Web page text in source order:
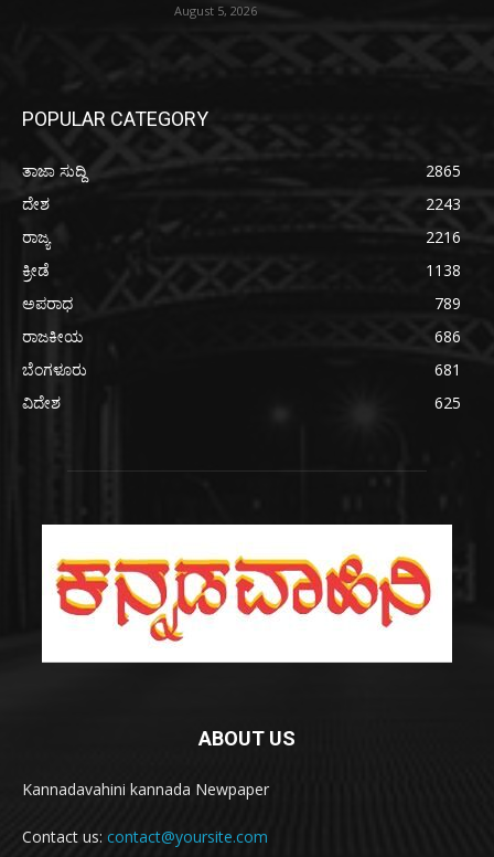
August 5, 2026
POPULAR CATEGORY
ತಾಜಾ ಸುದ್ದಿ
2865
ದೇಶ
2243
ರಾಜ್ಯ
2216
ಕ್ರೀಡೆ
1138
ಅಪರಾಧ
789
ರಾಜಕೀಯ
686
ಬೆಂಗಳೂರು
681
ವಿದೇಶ
625
ABOUT US
Kannadavahini kannada Newpaper
Contact us: contact@yoursite.com